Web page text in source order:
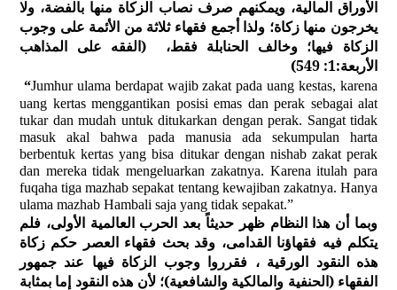
الأوراق المالية، ويمكنهم صرف نصاب الزكاة منها بالفضة، ولا
يخرجون منها زكاة؛ ولذا أجمع فقهاء ثلاثة من الأئمة على وجوب
الزكاة فيها؛ وخالف الحنابلة فقط،
(الفقه على المذاهب
الأربعة:1: 549)
“Jumhur ulama berdapat wajib zakat pada uang kestas, karena
uang kertas menggantikan posisi emas dan perak sebagai alat
tukar dan mudah untuk ditukarkan dengan perak. Sangat tidak
masuk akal bahwa pada manusia ada sekumpulan harta
berbentuk kertas yang bisa ditukar dengan nishab zakat perak
dan mereka tidak mengeluarkan zakatnya. Karena itulah para
fuqaha tiga mazhab sepakat tentang kewajiban zakatnya. Hanya
ulama mazhab Hambali saja yang tidak sepakat.”
وبما أن هذا النظام ظهر حديثاً بعد الحرب العالمية الأولى، فلم
يتكلم فيه فقهاؤنا القدامى، وقد بحث فقهاء العصر حكم زكاة
هذه النقود الورقية ، فقرروا وجوب الزكاة فيها عند جمهور
الفقهاء (الحنفية والمالكية والشافعية)؛ لأن هذه النقود إما بمثابة